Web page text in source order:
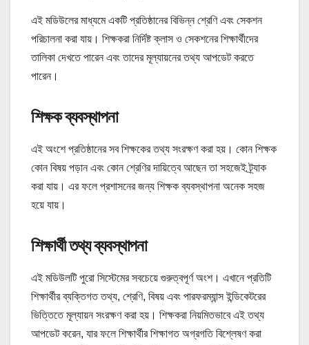
এই মডিউলের মাধ্যমে একটি প্রতিষ্ঠানের বিভিন্ন শ্রেণি এবং সেকশন
পরিচালনা করা যায়। শিক্ষকরা নির্দিষ্ট ক্লাস ও সেকশনের শিক্ষার্থীদের
তালিকা দেখতে পারেন এবং তাদের মূল্যায়নের তথ্য আপডেট করতে
পারেন।
শিক্ষক ব্যবস্থাপনা
এই অংশে প্রতিষ্ঠানের সব শিক্ষকের তথ্য সংরক্ষণ করা হয়। কোন শিক্ষক
কোন বিষয় পড়ান এবং কোন শ্রেণির দায়িত্বে আছেন তা সহজেই ট্র্যাক
করা যায়। এর ফলে প্রশাসনের জন্য শিক্ষক ব্যবস্থাপনা অনেক সহজ
হয়ে যায়।
শিক্ষার্থী তথ্য ব্যবস্থাপনা
এই মডিউলটি পুরো সিস্টেমের সবচেয়ে গুরুত্বপূর্ণ অংশ। এখানে প্রতিটি
শিক্ষার্থীর ব্যক্তিগত তথ্য, শ্রেণি, বিষয় এবং পারফরম্যান্স ইন্ডিকেটরের
ভিত্তিতে মূল্যায়ন সংরক্ষণ করা হয়। শিক্ষকরা নিয়মিতভাবে এই তথ্য
আপডেট করেন, যার ফলে শিক্ষার্থীর শিক্ষাগত অগ্রগতি বিশ্লেষণ করা